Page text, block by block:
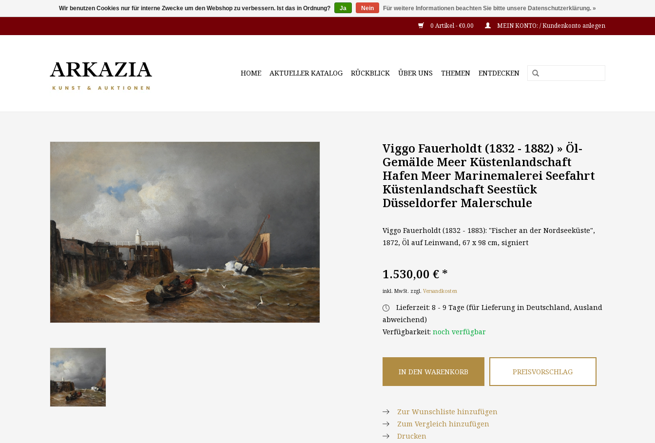
0 Artikel - €0,00 MEIN KONTO: / Kundenkonto anlegen
HOME AKTUELLER KATALOG RÜCKBLICK ÜBER UNS THEMEN ENTDECKEN
Viggo Fauerholdt (1832 - 1882) » Öl-
Gemälde Meer Küstenlandschaft
Hafen Meer Marinemalerei Seefahrt
Küstenlandschaft Seestück
Düsseldorfer Malerschule
Viggo Fauerholdt (1832 - 1883): "Fischer an der Nordseeküste",
1872, Öl auf Leinwand, 67 x 98 cm, signiert
1.530,00 € *
inkl. MwSt. zzgl. Versandkosten
Lieferzeit: 8 - 9 Tage (für Lieferung in Deutschland, Ausland
abweichend)
Verfügbarkeit: noch verfügbar
IN DEN WARENKORB PREISVORSCHLAG
Zur Wunschliste hinzufügen
Zum Vergleich hinzufügen
Drucken
Wir benutzen Cookies nur für interne Zwecke um den Webshop zu verbessern. Ist das in Ordnung? Ja Nein Für weitere Informationen beachten Sie bitte unsere Datenschutzerklärung. »